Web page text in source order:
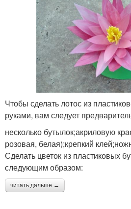
Чтобы сделать лотос из
руками, вам следует
несколько бутылок;акриловую
розовая, белая);крепкий
Сделать цветок из пластиковых
следующим образом:
читать дальше →